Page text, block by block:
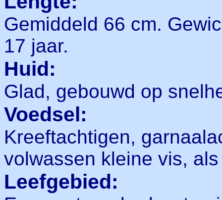
Gemiddeld 66 cm.
17 jaar.
Huid:
Glad, gebouwd op
Voedsel:
Kreeftachtigen,
volwassen kleine vis,
Leefgebied: